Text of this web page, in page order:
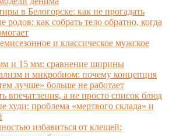
в Белогорске: как не прогадать
родов: как собрать тело обратно, когда
и классическое мужское
и 15 мм: сравнение ширины
и микробиом: почему концепция
лучше» больше не работает
впечатления, а не просто список блюд
худи: проблема «мертвого склада» и
избавиться от клещей: